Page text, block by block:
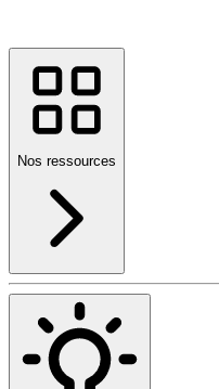
Nos ressources